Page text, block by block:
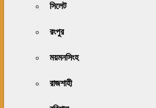
সিলেট
রংপুর
ময়মনসিংহ
রাজশাহী